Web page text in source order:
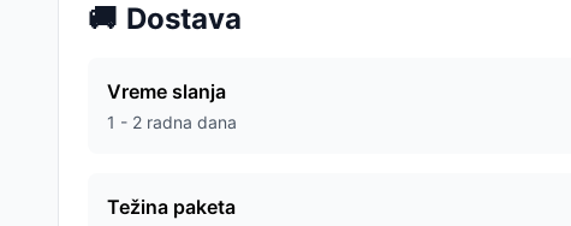
🚚 Dostava
Vreme slanja
1 - 2 radna dana
Težina paketa